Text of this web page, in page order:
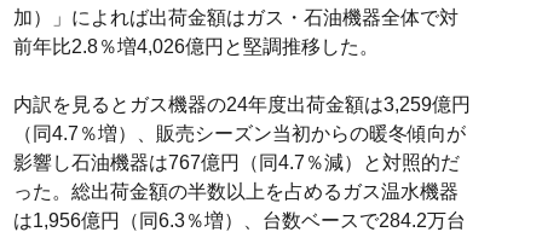
加）」によれば出荷金額はガス・石油機器全体で対
前年比2.8％増4,026億円と堅調推移した。
内訳を見るとガス機器の24年度出荷金額は3,259億円
（同4.7％増）、販売シーズン当初からの暖冬傾向が
影響し石油機器は767億円（同4.7％減）と対照的だ
った。総出荷金額の半数以上を占めるガス温水機器
は1,956億円（同6.3％増）、台数ベースで284.2万台